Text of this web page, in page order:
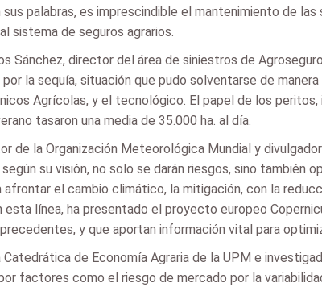
sus palabras, es imprescindible el mantenimiento de
sistema de seguros agrarios.
Sánchez, director del área de siniestros de
la sequía, situación que pudo solventarse de
Agrícolas, y el tecnológico. El papel de los
tasaron una media de 35.000 ha. al día.
de la Organización Meteorológica Mundial y
su visión, no solo se darán riesgos, sino también
afrontar el cambio climático, la mitigación, con la
esta línea, ha presentado el proyecto europeo
y que aportan información vital para
Catedrática de Economía Agraria de la UPM e
factores como el riesgo de mercado por la